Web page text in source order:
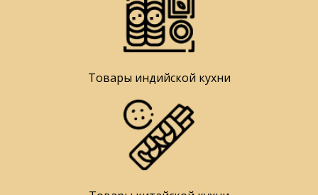
Товары индийской кухни